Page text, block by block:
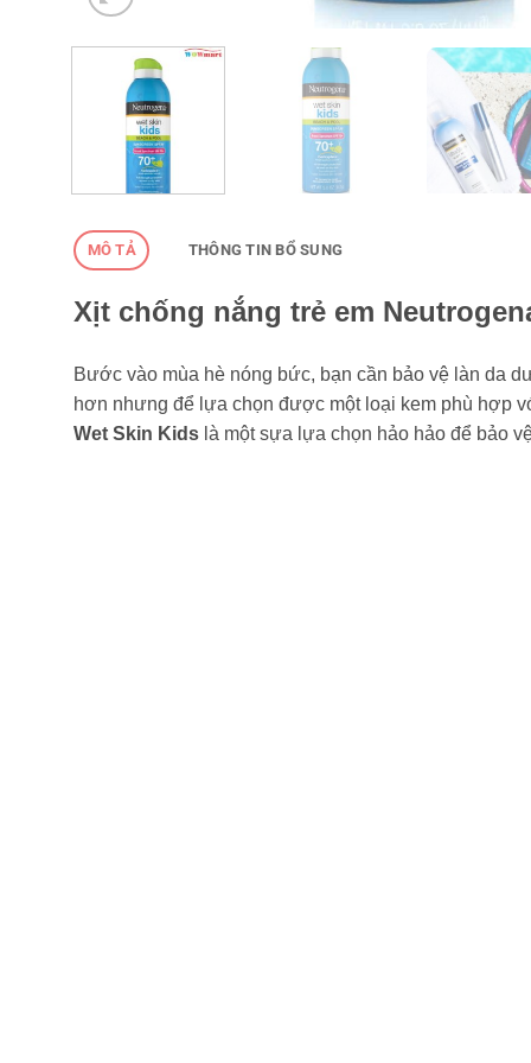
MÔ TẢ THÔNG TIN BỔ SUNG
Xịt chống nắng trẻ em
Bước vào mùa hè nóng bức, bạn cần bảo vệ làn da
hơn nhưng để lựa chọn được một loại kem phù hợp
Wet Skin Kids là một sựa lựa chọn hảo hảo để bảo